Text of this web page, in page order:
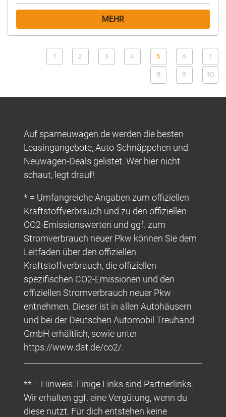
MEHR
1 2 3 4 5 6 7
8 9 10
Auf sparneuwagen.de werden die besten
Leasingangebote, Auto-Schnäppchen und
Neuwagen-Deals gelistet. Wer hier nicht
schaut, legt drauf!
* = Umfangreiche Angaben zum offiziellen
Kraftstoffverbrauch und zu den offiziellen
CO2-Emissionswerten und ggf. zum
Stromverbrauch neuer Pkw können Sie dem
Leitfaden über den offiziellen
Kraftstoffverbrauch, die offiziellen
spezifischen CO2-Emissionen und den
offiziellen Stromverbrauch neuer Pkw
entnehmen. Dieser ist in allen Autohäusern
und bei der Deutschen Automobil Treuhand
GmbH erhältlich, sowie unter
https://www.dat.de/co2/.
** = Hinweis: Einige Links sind Partnerlinks.
Wir erhalten ggf. eine Vergütung, wenn du
diese nutzt. Für dich entstehen keine